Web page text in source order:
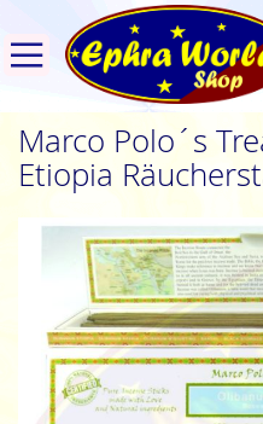
Marco Polo´s
Etiopia
Zum
Bildgalerie
springen